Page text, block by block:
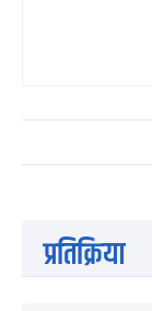
प्रतिक्रिया